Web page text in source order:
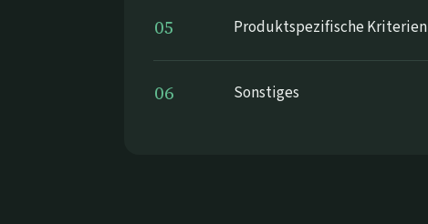
05 Produktspezifische Kriterien
06 Sonstiges